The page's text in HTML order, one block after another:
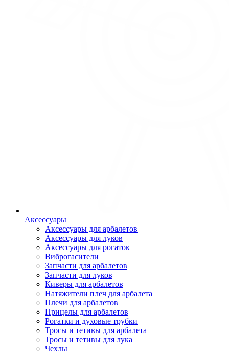
Аксессуары
Аксессуары для арбалетов
Аксессуары для луков
Аксессуары для рогаток
Виброгасители
Запчасти для арбалетов
Запчасти для луков
Киверы для арбалетов
Натяжители плеч для арбалета
Плечи для арбалетов
Прицелы для арбалетов
Рогатки и духовые трубки
Тросы и тетивы для арбалета
Тросы и тетивы для лука
Чехлы